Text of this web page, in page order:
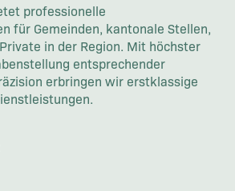
professionelle
für Gemeinden, kantonale Stellen,
in der Region. Mit höchster
entsprechender
erbringen wir erstklassige